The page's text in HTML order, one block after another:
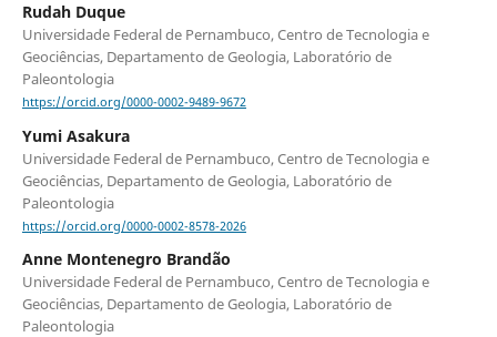
Rudah Duque
Universidade Federal de Pernambuco, Centro de Tecnologia e
Geociências, Departamento de Geologia, Laboratório de
Paleontologia
https://orcid.org/0000-0002-9489-9672
Yumi Asakura
Universidade Federal de Pernambuco, Centro de Tecnologia e
Geociências, Departamento de Geologia, Laboratório de
Paleontologia
https://orcid.org/0000-0002-8578-2026
Anne Montenegro Brandão
Universidade Federal de Pernambuco, Centro de Tecnologia e
Geociências, Departamento de Geologia, Laboratório de
Paleontologia